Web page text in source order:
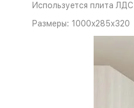
Используется плита
Размеры: 1000x285x320